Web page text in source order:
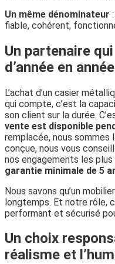
Un même dénominateur
fiable, cohérent,
Un partenaire
d’année en année
L’achat d’un casier
qui compte, c’est la
son client sur la durée.
vente est disponible
remplacée, nous sommes
conçue, nous vous
nos engagements les
garantie minimale de 5
Nous savons qu’un
longtemps. Et notre rôle,
performant et sécurisé
Un choix
réalisme et